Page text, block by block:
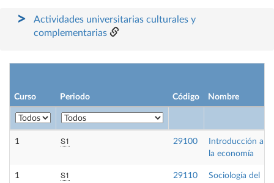
Actividades universitarias culturales y
complementarias
Curso Periodo Código Nombre
1 S1 29100
Introducción a
la economía
1 S1 29110
Sociología del